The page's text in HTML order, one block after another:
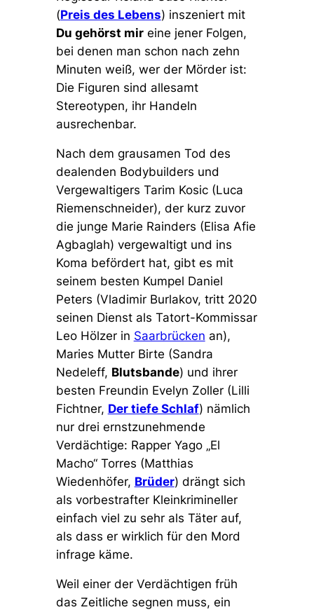
(Preis des Lebens) inszeniert mit
Du gehörst mireine jener Folgen,
bei denen man schon nach zehn
Minuten weiß, wer der Mörder ist:
Die Figuren sind allesamt
Stereotypen, ihr Handeln
ausrechenbar.
Nach dem grausamen Tod des
dealenden Bodybuilders und
Vergewaltigers Tarim Kosic (Luca
Riemenschneider), der kurz zuvor
die junge Marie Rainders (Elisa Afie
Agbaglah) vergewaltigt und ins
Koma befördert hat, gibt es mit
seinem besten Kumpel Daniel
Peters (Vladimir Burlakov, tritt 2020
seinen Dienst als Tatort-Kommissar
Leo Hölzer in Saarbrücken an),
Maries Mutter Birte (Sandra
Nedeleff, Blutsbande) und ihrer
besten Freundin Evelyn Zoller (Lilli
Fichtner, Der tiefe Schlaf) nämlich
nur drei ernstzunehmende
Verdächtige: Rapper Yago „El
Macho“ Torres (Matthias
Wiedenhöfer, Brüder) drängt sich
als vorbestrafter Kleinkrimineller
einfach viel zu sehr als Täter auf,
als dass er wirklich für den Mord
infrage käme.
Weil einer der Verdächtigen früh
das Zeitliche segnen muss, ein